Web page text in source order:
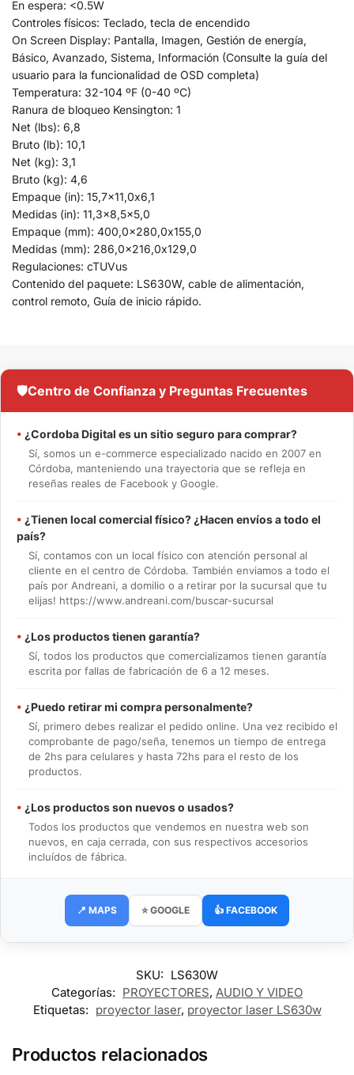
En espera: <0.5W
Controles físicos: Teclado, tecla de encendido
On Screen Display: Pantalla, Imagen, Gestión de energía,
Básico, Avanzado, Sistema, Información (Consulte la guía del
usuario para la funcionalidad de OSD completa)
Temperatura: 32-104 ºF (0-40 ºC)
Ranura de bloqueo Kensington: 1
Net (lbs): 6,8
Bruto (lb): 10,1
Net (kg): 3,1
Bruto (kg): 4,6
Empaque (in): 15,7×11,0x6,1
Medidas (in): 11,3×8,5×5,0
Empaque (mm): 400,0×280,0x155,0
Medidas (mm): 286,0×216,0x129,0
Regulaciones: cTUVus
Contenido del paquete: LS630W, cable de alimentación,
control remoto, Guía de inicio rápido.
🛡️Centro de Confianza y Preguntas Frecuentes
• ¿Cordoba Digital es un sitio seguro para comprar?
Sí, somos un e-commerce especializado nacido en 2007 en
Córdoba, manteniendo una trayectoria que se refleja en
reseñas reales de Facebook y Google.
• ¿Tienen local comercial físico? ¿Hacen envíos a todo el
país?
Sí, contamos con un local físico con atención personal al
cliente en el centro de Córdoba. También enviamos a todo el
país por Andreani, a domilio o a retirar por la sucursal que tu
elijas! https://www.andreani.com/buscar-sucursal
• ¿Los productos tienen garantía?
Sí, todos los productos que comercializamos tienen garantía
escrita por fallas de fabricación de 6 a 12 meses.
• ¿Puedo retirar mi compra personalmente?
Sí, primero debes realizar el pedido online. Una vez recibido el
comprobante de pago/seña, tenemos un tiempo de entrega
de 2hs para celulares y hasta 72hs para el resto de los
productos.
• ¿Los productos son nuevos o usados?
Todos los productos que vendemos en nuestra web son
nuevos, en caja cerrada, con sus respectivos accesorios
incluídos de fábrica.
📍 MAPS ⭐ GOOGLE 👍 FACEBOOK
SKU: LS630W
Categorías: PROYECTORES, AUDIO Y VIDEO
Etiquetas: proyector laser, proyector laser LS630w
Productos relacionados